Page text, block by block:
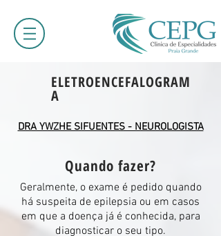
ELETROENCEFALOGRAM
A
DRA YWZHE SIFUENTES - NEUROLOGISTA
Quando fazer?
Geralmente, o exame é pedido quando
há suspeita de epilepsia ou em casos
em que a doença já é conhecida, para
diagnosticar o seu tipo.